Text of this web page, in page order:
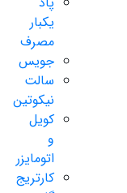
یکبار
مصرف
جویس
سالت
نیکوتین
کویل
و
اتومایزر
کارتریج